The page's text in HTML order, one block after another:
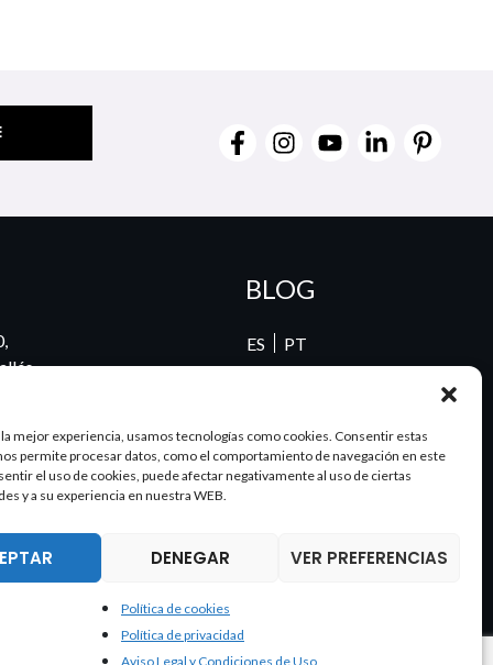
mejor experiencia, usamos tecnologías como cookies. Consentir estas
permite procesar datos, como el comportamiento de navegación en este
el uso de cookies, puede afectar negativamente al uso de ciertas
y a su experiencia en nuestra WEB.
DENEGAR VER PREFERENCIAS
Política de cookies
Política de privacidad
Aviso Legal y Condiciones de Uso
BLOG
ES PT
de privacidad